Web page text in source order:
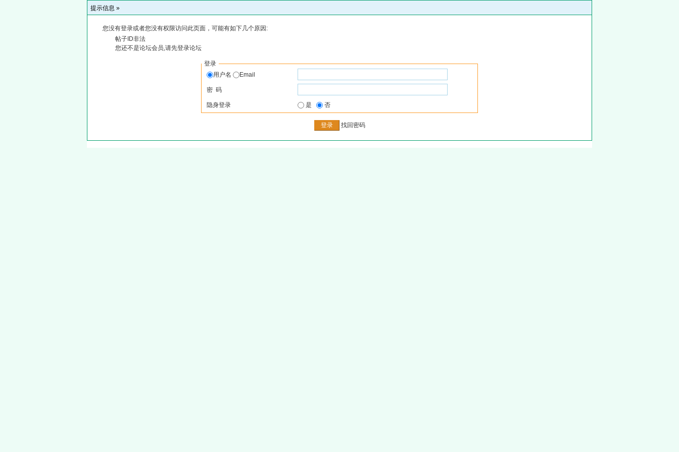
提示信息 »
您没有登录或者您没有权限访问此页面，可能有如下几个原因:
帖子ID非法
您还不是论坛会员,请先登录论坛
登录
用户名
Email
密 码
隐身登录 是 否
找回密码